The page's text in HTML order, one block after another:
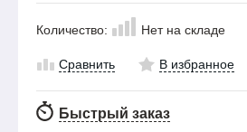
Количество: Нет на складе
Сравнить В избранное
Быстрый заказ